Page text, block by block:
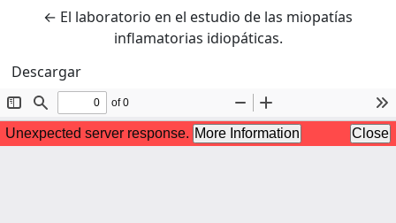
← Volver a los detalles del artículo
El laboratorio en el estudio de las miopatías
inflamatorias idiopáticas.
Descargar